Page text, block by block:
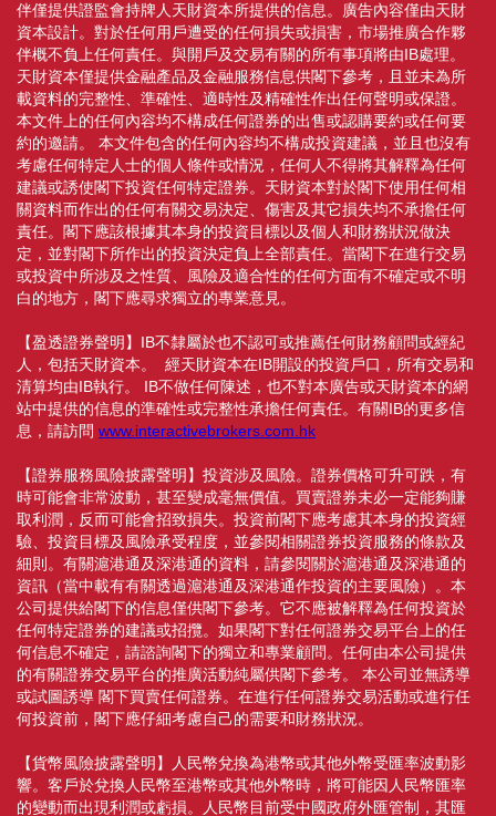
伴僅提供證監會持牌人天財資本所提供的信息。廣告內容僅由天財
資本設計。對於任何用戶遭受的任何損失或損害，市場推廣合作夥
伴概不負上任何責任。與開戶及交易有關的所有事項將由IB處理。
天財資本僅提供金融產品及金融服務信息供閣下參考，且並未為所
載資料的完整性、準確性、適時性及精確性作出任何聲明或保證。
本文件上的任何內容均不構成任何證券的出售或認購要約或任何要
約的邀請。 本文件包含的任何內容均不構成投資建議，並且也沒有
考慮任何特定人士的個人條件或情況，任何人不得將其解釋為任何
建議或誘使閣下投資任何特定證券。天財資本對於閣下使用任何相
關資料而作出的任何有關交易決定、傷害及其它損失均不承擔任何
責任。閣下應該根據其本身的投資目標以及個人和財務狀況做決
定，並對閣下所作出的投資決定負上全部責任。當閣下在進行交易
或投資中所涉及之性質、風險及適合性的任何方面有不確定或不明
白的地方，閣下應尋求獨立的專業意見。
【盈透證券聲明】IB不隸屬於也不認可或推薦任何財務顧問或經紀
人，包括天財資本。 經天財資本在IB開設的投資戶口，所有交易和
清算均由IB執行。 IB不做任何陳述，也不對本廣告或天財資本的網
站中提供的信息的準確性或完整性承擔任何責任。有關IB的更多信
息，請訪問 www.interactivebrokers.com.hk
【證券服務風險披露聲明】投資涉及風險。證券價格可升可跌，有
時可能會非常波動，甚至變成毫無價值。買賣證券未必一定能夠賺
取利潤，反而可能會招致損失。投資前閣下應考慮其本身的投資經
驗、投資目標及風險承受程度，並參閱相關證券投資服務的條款及
細則。有關滬港通及深港通的資料，請參閱關於滬港通及深港通的
資訊（當中載有有關透過滬港通及深港通作投資的主要風險）。本
公司提供給閣下的信息僅供閣下參考。它不應被解釋為任何投資於
任何特定證券的建議或招攬。如果閣下對任何證券交易平台上的任
何信息不確定，請諮詢閣下的獨立和專業顧問。任何由本公司提供
的有關證券交易平台的推廣活動純屬供閣下參考。 本公司並無誘導
或試圖誘導 閣下買賣任何證券。在進行任何證券交易活動或進行任
何投資前，閣下應仔細考慮自己的需要和財務狀況。
【貨幣風險披露聲明】人民幣兌換為港幣或其他外幣受匯率波動影
響。客戶於兌換人民幣至港幣或其他外幣時，將可能因人民幣匯率
的變動而出現利潤或虧損。人民幣目前受中國政府外匯管制，其匯